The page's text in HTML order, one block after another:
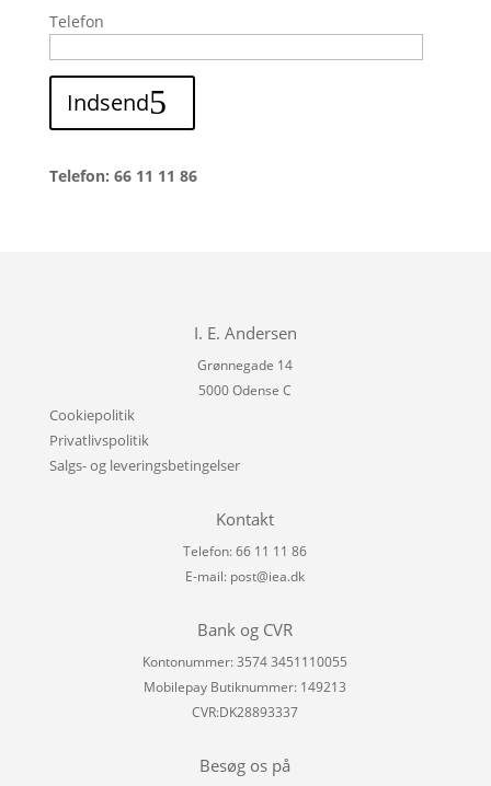
Telefon
Indsend
Telefon: 66 11 11 86
I. E. Andersen
Grønnegade 14
5000 Odense C
Cookiepolitik
Privatlivspolitik
Salgs- og leveringsbetingelser
Kontakt
Telefon: 66 11 11 86
E-mail: post@iea.dk
Bank og CVR
Kontonummer: 3574 3451110055
Mobilepay Butiknummer: 149213
CVR:DK28893337
Besøg os på